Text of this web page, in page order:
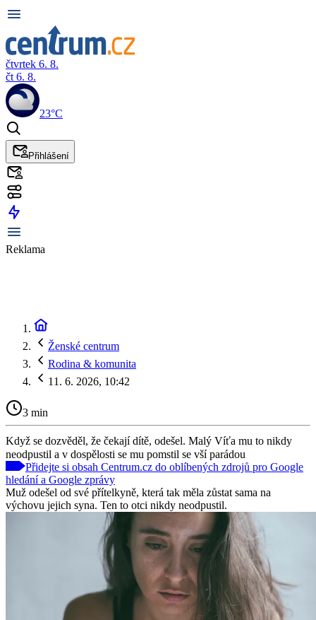
čtvrtek 6. 8.
čt 6. 8.
23°C
Přihlášení
Reklama
Ženské centrum
Rodina & komunita
11. 6. 2026, 10:42
3 min
Když se dozvěděl, že čekají dítě, odešel. Malý Víťa mu to nikdy
neodpustil a v dospělosti se mu pomstil se vší parádou
Přidejte si obsah Centrum.cz do oblíbených zdrojů pro Google
hledání a Google zprávy
Muž odešel od své přítelkyně, která tak měla zůstat sama na
výchovu jejich syna. Ten to otci nikdy neodpustil.